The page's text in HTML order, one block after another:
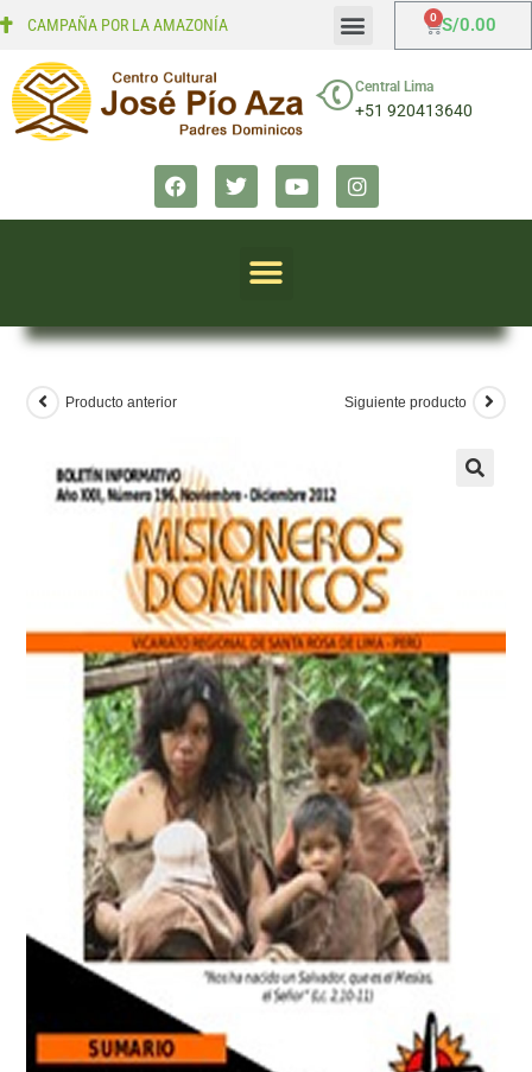
CAMPAÑA POR LA AMAZONÍA S/0.00
Central Lima
+51 920413640
Producto anterior Siguiente producto